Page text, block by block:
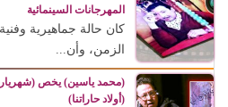
المهرجانات السينمائية
كان حالة جماهيرية
الزمن، وأن...
(محمد ياسين) يخص (شهريار
(أولاد حاراتنا)